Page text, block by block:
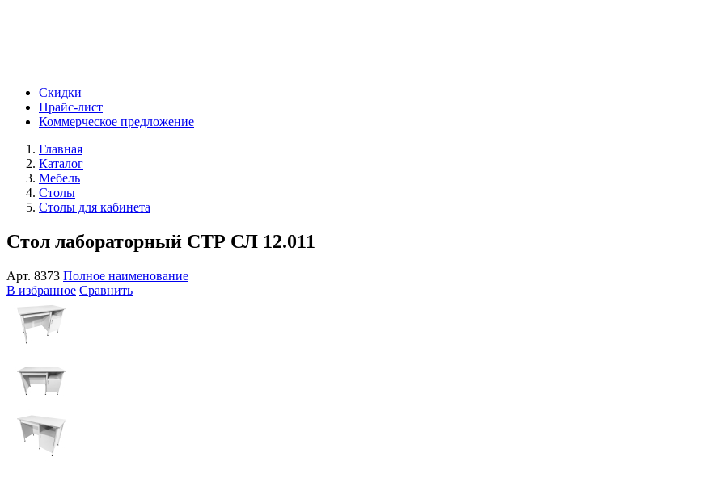
Скидки
Прайс-лист
Коммерческое предложение
Главная
Каталог
Мебель
Столы
Столы для кабинета
Стол лабораторный СТР СЛ 12.011
Арт. 8373 Полное наименование
В избранное Сравнить